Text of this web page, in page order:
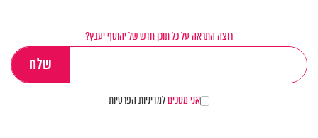
רוצה התראה על כל תוכן חדש של יהוסף יעבץ?
אני מסכיםלמדיניות הפרטיות